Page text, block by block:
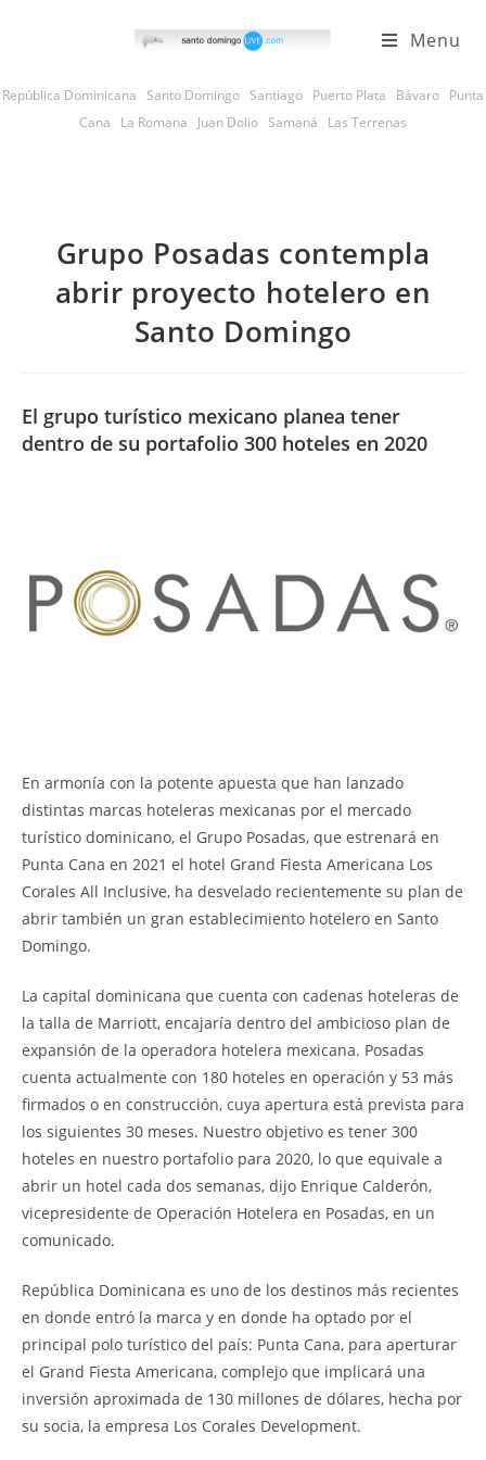
Menu
República Dominicana Santo Domingo Santiago Puerto Plata Bávaro Punta
Cana
La Romana Juan Dolio Samaná Las Terrenas
Grupo Posadas contempla
abrir proyecto hotelero en
Santo Domingo
El grupo turístico mexicano planea tener
dentro de su portafolio 300 hoteles en 2020
En armonía con la potente apuesta que han lanzado
distintas marcas hoteleras mexicanas por el mercado
turístico dominicano, el Grupo Posadas, que estrenará en
Punta Cana en 2021 el hotel Grand Fiesta Americana Los
Corales All Inclusive, ha desvelado recientemente su plan de
abrir también un gran establecimiento hotelero en Santo
Domingo.
La capital dominicana que cuenta con cadenas hoteleras de
la talla de Marriott, encajaría dentro del ambicioso plan de
expansión de la operadora hotelera mexicana. Posadas
cuenta actualmente con 180 hoteles en operación y 53 más
firmados o en construcción, cuya apertura está prevista para
los siguientes 30 meses. Nuestro objetivo es tener 300
hoteles en nuestro portafolio para 2020, lo que equivale a
abrir un hotel cada dos semanas, dijo Enrique Calderón,
vicepresidente de Operación Hotelera en Posadas, en un
comunicado.
República Dominicana es uno de los destinos más recientes
en donde entró la marca y en donde ha optado por el
principal polo turístico del país: Punta Cana, para aperturar
el Grand Fiesta Americana, complejo que implicará una
inversión aproximada de 130 millones de dólares, hecha por
su socia, la empresa Los Corales Development.